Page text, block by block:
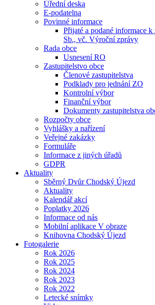
Úřední deska
E-podatelna
Povinné informace
Přijaté a podané informace k
Sb., vč. Výroční zprávy
Rada obce
Usnesení RO
Zastupitelstvo obce
Členové zastupitelstva
Podklady pro jednání ZO
Kontrolní výbor
Finanční výbor
Dokumenty zastupitelstva
Rozpočty obce
Vyhlášky a nařízení
Veřejné zakázky
Formuláře
Informace z jiných úřadů
GDPR
Aktuality
Sběrný Dvůr Chodský Újezd
Aktuality
Kalendář akcí
Poplatky 2026
Informace od nás
Mobilní aplikace V obraze
Knihovna Chodský Újezd
Fotogalerie
Rok 2026
Rok 2025
Rok 2024
Rok 2023
Rok 2022
Letecké snímky